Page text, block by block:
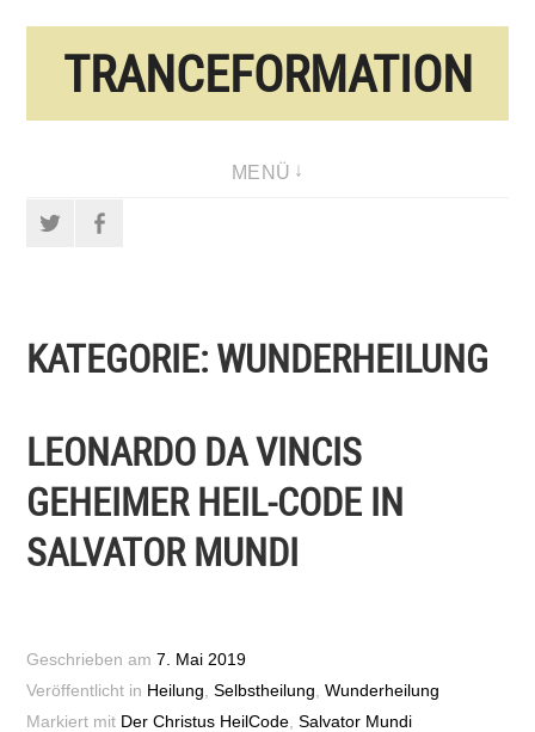
TRANCEFORMATION
MENÜ
Twitter
KATEGORIE:WUNDERHEILUNG
LEONARDO DA VINCIS
GEHEIMER HEIL-CODE IN
SALVATOR MUNDI
Geschrieben am7. Mai 2019
Veröffentlicht in Heilung ,Selbstheilung ,Wunderheilung
Markiert mit Der Christus HeilCode ,Salvator Mundi